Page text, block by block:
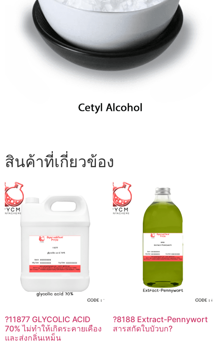
สินค้าที่เกี่ยวข้อง
?11877 GLYCOLIC ACID
70% ไม่ทำให้เกิดระคายเคือง
และส่งกลิ่นเหม็น
?8188 Extract-Pennywort
สารสกัดใบบัวบก?